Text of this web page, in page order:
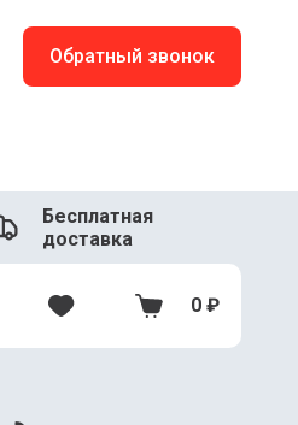
Обратный звонок
Бесплатная
доставка
0 ₽